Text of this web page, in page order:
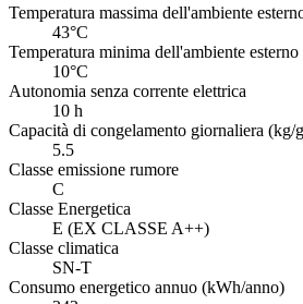
Temperatura massima dell'ambiente
43°C
Temperatura minima dell'ambiente esterno
10°C
Autonomia senza corrente elettrica
10 h
Capacità di congelamento giornaliera (kg/
5.5
Classe emissione rumore
C
Classe Energetica
E (EX CLASSE A++)
Classe climatica
SN-T
Consumo energetico annuo (kWh/anno)